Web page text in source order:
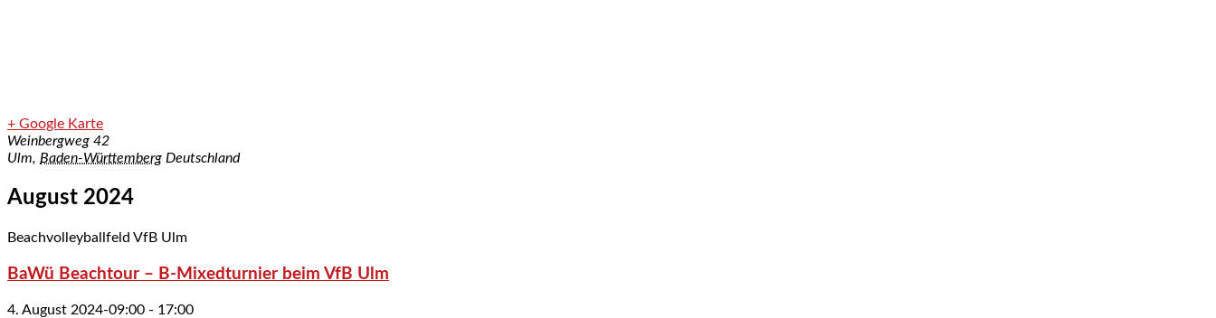
+ Google Karte
Weinbergweg 42
Ulm, Baden-Württemberg Deutschland
August 2024
Beachvolleyballfeld VfB Ulm
BaWü Beachtour – B-Mixedturnier beim VfB Ulm
4. August 2024-09:00 - 17:00